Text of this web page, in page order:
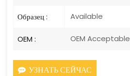
Образец : Available
OEM : OEM Acceptable
УЗНАТЬ СЕЙЧАС